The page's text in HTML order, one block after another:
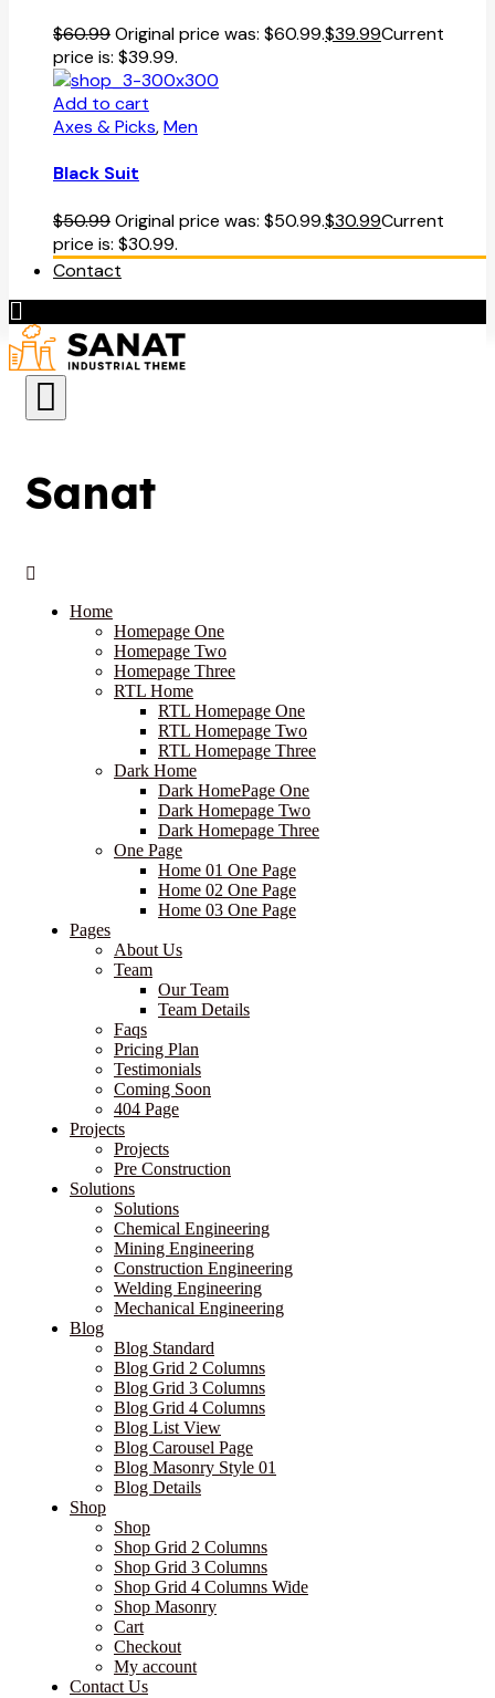
$60.99Original price was: $60.99.$39.99Current
price is: $39.99.
Add to cart
Axes & Picks,Men
Black Suit
$50.99Original price was: $50.99.$30.99Current
price is: $30.99.
Contact
Sanat
Home
Homepage One
Homepage Two
Homepage Three
RTL Home
RTL Homepage One
RTL Homepage Two
RTL Homepage Three
Dark Home
Dark HomePage One
Dark Homepage Two
Dark Homepage Three
One Page
Home 01 One Page
Home 02 One Page
Home 03 One Page
Pages
About Us
Team
Our Team
Team Details
Faqs
Pricing Plan
Testimonials
Coming Soon
404 Page
Projects
Projects
Pre Construction
Solutions
Solutions
Chemical Engineering
Mining Engineering
Construction Engineering
Welding Engineering
Mechanical Engineering
Blog
Blog Standard
Blog Grid 2 Columns
Blog Grid 3 Columns
Blog Grid 4 Columns
Blog List View
Blog Carousel Page
Blog Masonry Style 01
Blog Details
Shop
Shop
Shop Grid 2 Columns
Shop Grid 3 Columns
Shop Grid 4 Columns Wide
Shop Masonry
Cart
Checkout
My account
Contact Us